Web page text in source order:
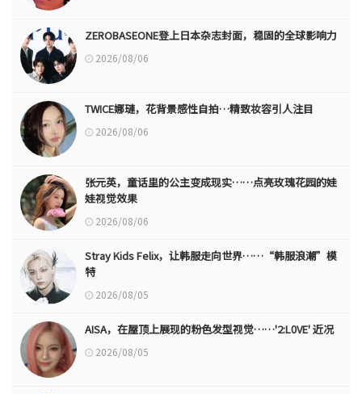
ZEROBASEONE登上日本杂志封面，稳固的全球影响力
2026/08/06
TWICE娜璉，花背景感性自拍…精致妆容引人注目
2026/08/06
张元英，童话里的公主变成现实……点亮玫瑰花园的娃
娃视觉效果
2026/08/06
Stray Kids Felix，让韩服走向世界……“韩服浪潮”模
特
2026/08/05
AISA，在屋顶上展现的粉色发型视觉……'2:L0VE' 近况
2026/08/05